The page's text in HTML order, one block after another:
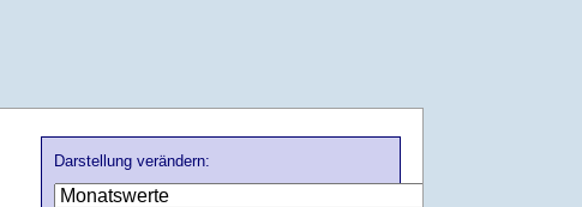
Darstellung verändern: